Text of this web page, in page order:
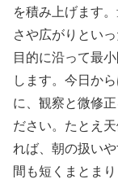
を積み上げます
さや広がりとい
目的に沿って最
します。今日か
に、観察と微修
ださい。たとえ
れば、朝の扱い
間も短くまとまり